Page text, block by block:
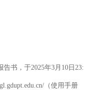
告书，于2025年3月 10 日 23:
（使用手册